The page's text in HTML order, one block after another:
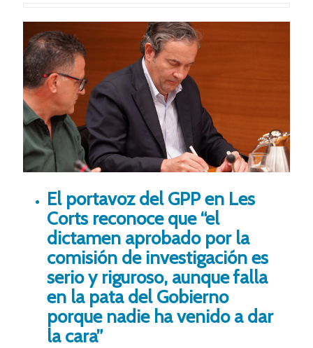
El portavoz del GPP en Les
Corts reconoce que “el
dictamen aprobado por la
comisión de investigación es
serio y riguroso, aunque falla
en la pata del Gobierno
porque nadie ha venido a dar
la cara”